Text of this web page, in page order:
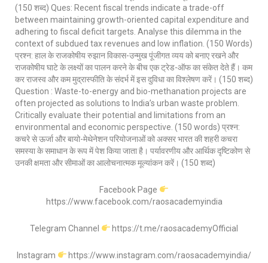
(150 शब्द) Ques: Recent fiscal trends indicate a trade-off
between maintaining growth-oriented capital expenditure and
adhering to fiscal deficit targets. Analyse this dilemma in the
context of subdued tax revenues and low inflation. (150 Words)
प्रश्न: हाल के राजकोषीय रुझान विकास-उन्मुख पूंजीगत व्यय को बनाए रखने और
राजकोषीय घाटे के लक्ष्यों का पालन करने के बीच एक ट्रेड-ऑफ का संकेत देते हैं। कम
कर राजस्व और कम मुद्रास्फीति के संदर्भ में इस दुविधा का विश्लेषण करें। (150 शब्द)
Question : Waste-to-energy and bio-methanation projects are
often projected as solutions to India’s urban waste problem.
Critically evaluate their potential and limitations from an
environmental and economic perspective. (150 words) प्रश्न:
कचरे से ऊर्जा और बायो-मेथेनेशन परियोजनाओं को अक्सर भारत की शहरी कचरा
समस्या के समाधान के रूप में पेश किया जाता है। पर्यावरणीय और आर्थिक दृष्टिकोण से
उनकी क्षमता और सीमाओं का आलोचनात्मक मूल्यांकन करें। (150 शब्द)
Facebook Page
https://www.facebook.com/raosacademyindia
Telegram Channel https://t.me/raosacademyOfficial
Instagram https://www.instagram.com/raosacademyindia/